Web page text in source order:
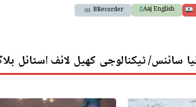
Aaj English
BRecorder
سائنس/ ٹیکنالوجی کھیل لائف اسٹائل